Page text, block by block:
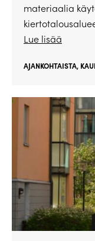
materiaalia
Lue lisää
AJANKOHTAISTA,